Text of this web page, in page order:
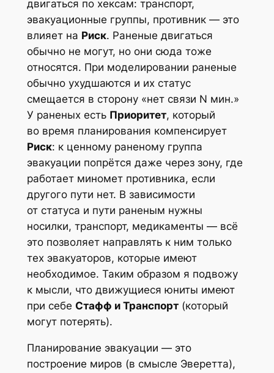
двигаться по хексам: транспорт,
эвакуационные группы, противник — это
влияет на Риск. Раненые двигаться
обычно не могут, но они сюда тоже
относятся. При моделировании раненые
обычно ухудшаются и их статус
смещается в сторону «нет связи N мин.»
У раненых есть Приоритет, который
во время планирования компенсирует
Риск: к ценному раненому группа
эвакуации попрётся даже через зону, где
работает миномет противника, если
другого пути нет. В зависимости
от статуса и пути раненым нужны
носилки, транспорт, медикаменты — всё
это позволяет направлять к ним только
тех эвакуаторов, которые имеют
необходимое. Таким образом я подвожу
к мысли, что движущиеся юниты имеют
при себе Стафф и Транспорт(который
могут потерять).
Планирование эвакуации — это
построение миров (в смысле Эверетта),